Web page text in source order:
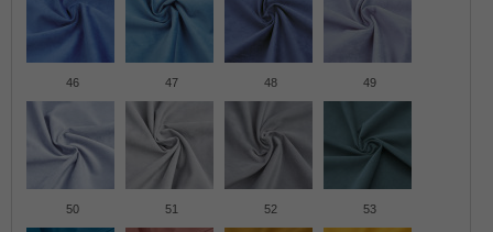
46 47 48 49
50 51 52 53